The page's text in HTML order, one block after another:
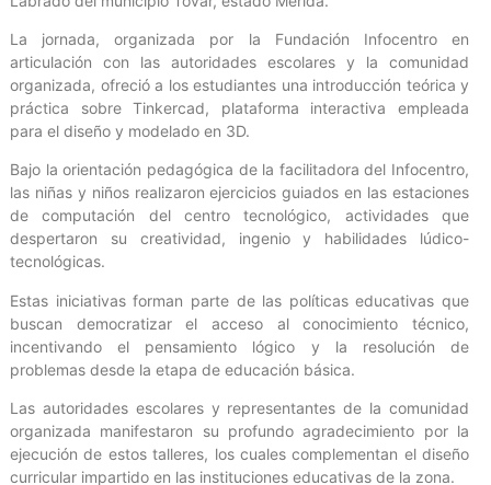
La jornada, organizada por la Fundación Infocentro en
articulación con las autoridades escolares y la comunidad
organizada, ofreció a los estudiantes una introducción teórica y
práctica sobre Tinkercad, plataforma interactiva empleada
para el diseño y modelado en 3D.
Bajo la orientación pedagógica de la facilitadora del Infocentro,
las niñas y niños realizaron ejercicios guiados en las estaciones
de computación del centro tecnológico, actividades que
despertaron su creatividad, ingenio y habilidades lúdico-
tecnológicas.
Estas iniciativas forman parte de las políticas educativas que
buscan democratizar el acceso al conocimiento técnico,
incentivando el pensamiento lógico y la resolución de
problemas desde la etapa de educación básica.
Las autoridades escolares y representantes de la comunidad
organizada manifestaron su profundo agradecimiento por la
ejecución de estos talleres, los cuales complementan el diseño
curricular impartido en las instituciones educativas de la zona.